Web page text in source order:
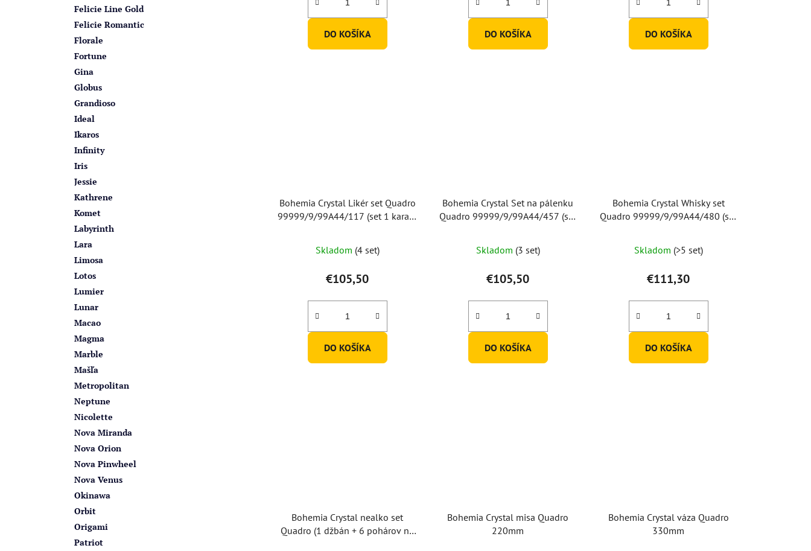
Felicie Line Gold
Felicie Romantic
Florale
Fortune
Gina
Globus
Grandioso
Ideal
Ikaros
Infinity
Iris
Jessie
Kathrene
Komet
Labyrinth
Lara
Limosa
Lotos
Lumier
Lunar
Macao
Magma
Marble
Mašľa
Metropolitan
Neptune
Nicolette
Nova Miranda
Nova Orion
Nova Pinwheel
Nova Venus
Okinawa
Orbit
Origami
Patriot
z
hviezdičiek.
DO KOŠÍKA DO KOŠÍKA DO KOŠÍKA
Bohemia Crystal Likér set Quadro
99999/9/99A44/117 (set 1 karafa
Skladom (4 set)
€105,50
DO KOŠÍKA
Bohemia Crystal Set na pálenku
Quadro 99999/9/99A44/457 (set
Skladom (3 set)
€105,50
DO KOŠÍKA
Bohemia Crystal Whisky set
Quadro 99999/9/99A44/480 (set
Skladom (>5 set)
€111,30
DO KOŠÍKA
Bohemia Crystal nealko set
Quadro (1 džbán + 6 pohárov na
Bohemia Crystal misa Quadro
220mm
Bohemia Crystal váza Quadro
330mm